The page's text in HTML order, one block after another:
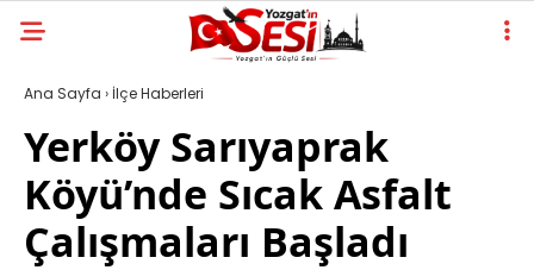
Ana Sayfa › İlçe Haberleri
Yerköy Sarıyaprak
Köyü’nde Sıcak Asfalt
Çalışmaları Başladı